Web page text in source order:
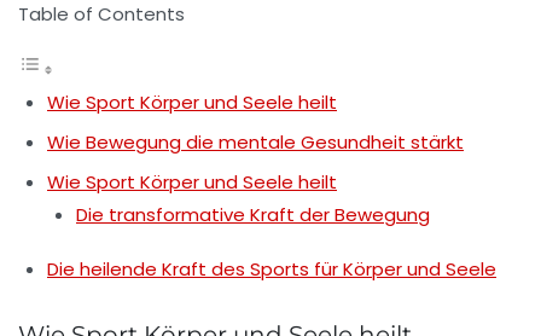
Table of Contents
Wie Sport Körper und Seele heilt
Wie Bewegung die mentale Gesundheit stärkt
Wie Sport Körper und Seele heilt
Die transformative Kraft der Bewegung
Die heilende Kraft des Sports für Körper und Seele